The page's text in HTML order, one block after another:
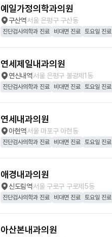
예일가정의학과의원
구산역서울 은평구 구산동
진단검사의학과 진료 비대면 진료 토요일 진료
연세제일내과의원
연신내역서울 은평구 불광제1동
진단검사의학과 진료 비대면 진료 토요일 진료
연세내과의원
아현역서울 마포구 아현동
진단검사의학과 진료 비대면 진료 토요일 진료
애경내과의원
신도림역서울 구로구 구로제5동
진단검사의학과 진료 비대면 진료 토요일 진료
아산본내과의원